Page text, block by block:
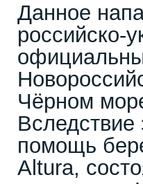
Данное
российско-
Чёрном
Вследствие
помощь
Altura,